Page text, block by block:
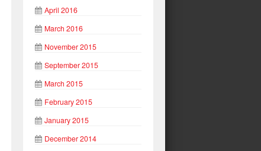
April 2016
March 2016
November 2015
September 2015
March 2015
February 2015
January 2015
December 2014